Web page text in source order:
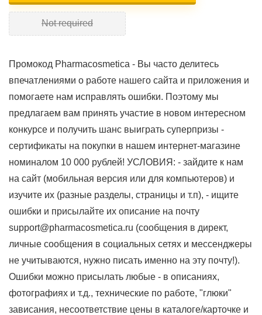
Not required
Промокод Pharmacosmetica - Вы часто делитесь
впечатлениями о работе нашего сайта и приложения и
помогаете нам исправлять ошибки. Поэтому мы
предлагаем вам принять участие в новом интересном
конкурсе и получить шанс выиграть суперпризы -
сертификаты на покупки в нашем интернет-магазине
номиналом 10 000 рублей! УСЛОВИЯ: - зайдите к нам
на сайт (мобильная версия или для компьютеров) и
изучите их (разные разделы, страницы и т.п), - ищите
ошибки и присылайте их описание на почту
support@pharmacosmetica.ru (сообщения в директ,
личные сообщения в социальных сетях и мессенджеры
не учитываются, нужно писать именно на эту почту!).
Ошибки можно присылать любые - в описаниях,
фотографиях и т.д., технические по работе, "глюки"
зависания, несоответствие цены в каталоге/карточке и